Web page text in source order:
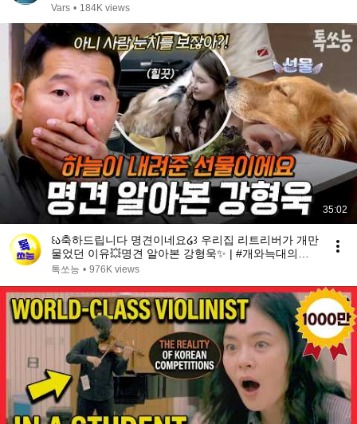
Vars • 184K views
35:02
꒰ა축하드립니다 명견이네요໒꒱ 우리집 리트리버가 개만
물었던 이유💥명견 알아본 강형욱✨ | #개와늑대의시
간2 6회
톡쏘능 • 976K views